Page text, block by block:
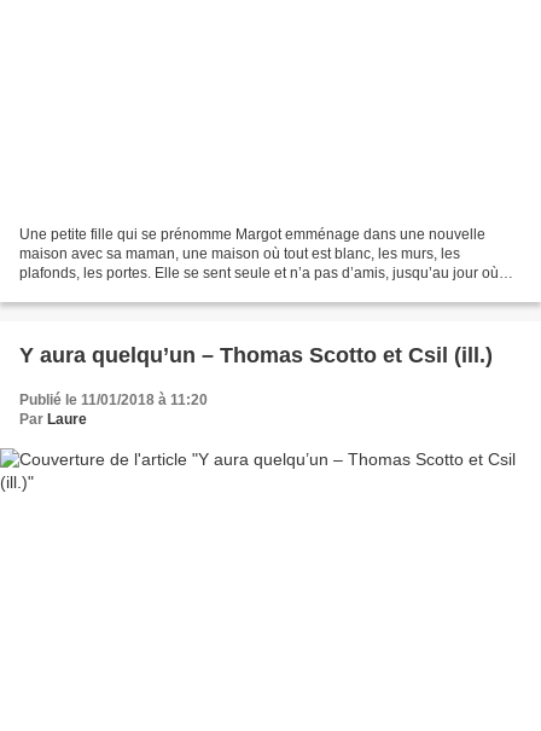
Une petite fille qui se prénomme Margot emménage dans une nouvelle
maison avec sa maman, une maison où tout est blanc, les murs, les
plafonds, les portes. Elle se sent seule et n’a pas d’amis, jusqu’au jour où
Y aura quelqu’un – Thomas Scotto et Csil (ill.)
Publié le 11/01/2018 à 11:20
Par Laure